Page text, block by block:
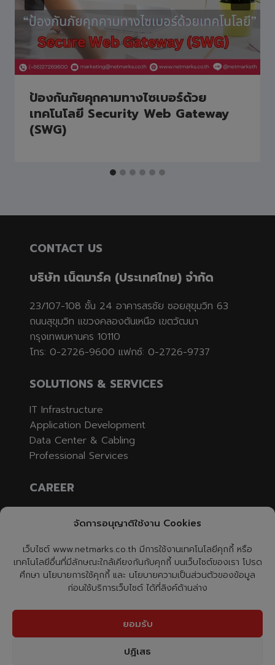
จัดการอนุญาติใช้งาน Cookies
เว็บไซต์ www.netmarks.co.th มีการใช้งานเทคโนโลยีคุกกี้ หรือ
เทคโนโลยีอื่นที่มีลักษณะใกล้เคียงกันกับคุกกี้ บนเว็บไซต์ของเรา โปรด
ศึกษา นโยบายการใช้คุกกี้ และ นโยบายความเป็นส่วนตัวของข้อมูล
ก่อนใช้บริการเว็บไซต์ ได้ที่ลิงค์ด้านล่าง
ยอมรับ
ปฏิเสธ
ป้องกันภัยคุกคามทางไซเบอร์ด้วย
เทคโนโลยี Security Web Gateway
(SWG)
CONTACT US
บริษัท เน็ตมาร์ค (ประเทศไทย) จำกัด
23/107-108 ชั้น 24 อาคารสรชัย ซอยสุขุมวิท 63
ถนนสุขุมวิท แขวงคลองตันเหนือ เขตวัฒนา
กรุงเทพมหานคร 10110
โทร: 0-2726-9600 แฟกซ์: 0-2726-9737
SOLUTIONS & SERVICES
IT Infrastructure
Application Development
Data Center & Cabling
Professional Services
CAREER
CONTACT US